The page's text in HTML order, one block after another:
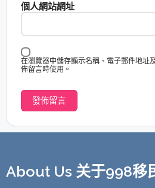
個人網站網址
在瀏覽器中儲存顯示名稱、電子郵件地址
佈留言時使用。
About Us 关于998移